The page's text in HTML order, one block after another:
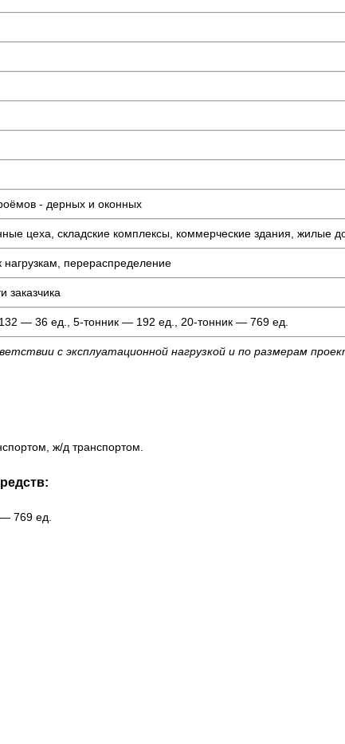
- дерных и оконных
цеха, складские комплексы, коммерческие здания, жилые
нагрузкам, перераспределение
заказчика
— 36 ед., 5-тонник — 192 ед., 20-тонник — 769 ед.
с эксплуатационной нагрузкой и по размерам
ж/д транспортом.
769 ед.